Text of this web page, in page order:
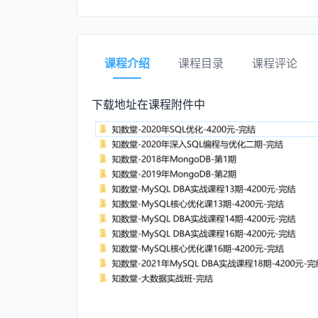
课程介绍 课程目录 课程评论
下载地址在课程附件中